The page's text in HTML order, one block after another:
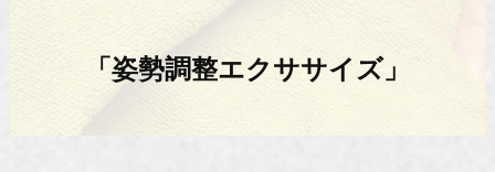
「姿勢調整エクササイズ」